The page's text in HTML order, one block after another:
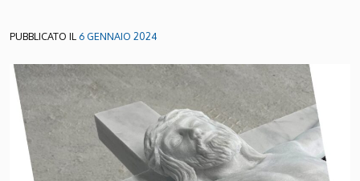
PUBBLICATO IL 6 GENNAIO 2024